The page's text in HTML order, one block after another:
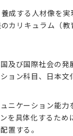
成する人材像を実
カリキュラム（教
及び国際社会の発
ョン科目、日本文
ニケーション能力
を具体化するため
置する。